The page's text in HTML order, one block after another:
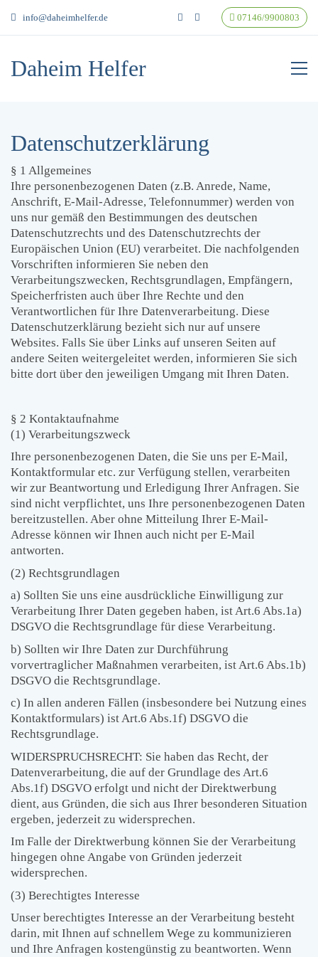
info@daheimhelfer.de 07146/9900803
Daheim Helfer
Datenschutzerklärung
§ 1 Allgemeines
Ihre personenbezogenen Daten (z.B. Anrede, Name,
Anschrift, E-Mail-Adresse, Telefonnummer) werden von
uns nur gemäß den Bestimmungen des deutschen
Datenschutzrechts und des Datenschutzrechts der
Europäischen Union (EU) verarbeitet. Die nachfolgenden
Vorschriften informieren Sie neben den
Verarbeitungszwecken, Rechtsgrundlagen, Empfängern,
Speicherfristen auch über Ihre Rechte und den
Verantwortlichen für Ihre Datenverarbeitung. Diese
Datenschutzerklärung bezieht sich nur auf unsere
Websites. Falls Sie über Links auf unseren Seiten auf
andere Seiten weitergeleitet werden, informieren Sie sich
bitte dort über den jeweiligen Umgang mit Ihren Daten.
§ 2 Kontaktaufnahme
(1) Verarbeitungszweck
Ihre personenbezogenen Daten, die Sie uns per E-Mail,
Kontaktformular etc. zur Verfügung stellen, verarbeiten
wir zur Beantwortung und Erledigung Ihrer Anfragen. Sie
sind nicht verpflichtet, uns Ihre personenbezogenen Daten
bereitzustellen. Aber ohne Mitteilung Ihrer E-Mail-
Adresse können wir Ihnen auch nicht per E-Mail
antworten.
(2) Rechtsgrundlagen
a) Sollten Sie uns eine ausdrückliche Einwilligung zur
Verarbeitung Ihrer Daten gegeben haben, ist Art.6 Abs.1a)
DSGVO die Rechtsgrundlage für diese Verarbeitung.
b) Sollten wir Ihre Daten zur Durchführung
vorvertraglicher Maßnahmen verarbeiten, ist Art.6 Abs.1b)
DSGVO die Rechtsgrundlage.
c) In allen anderen Fällen (insbesondere bei Nutzung eines
Kontaktformulars) ist Art.6 Abs.1f) DSGVO die
Rechtsgrundlage.
WIDERSPRUCHSRECHT: Sie haben das Recht, der
Datenverarbeitung, die auf der Grundlage des Art.6
Abs.1f) DSGVO erfolgt und nicht der Direktwerbung
dient, aus Gründen, die sich aus Ihrer besonderen Situation
ergeben, jederzeit zu widersprechen.
Im Falle der Direktwerbung können Sie der Verarbeitung
hingegen ohne Angabe von Gründen jederzeit
widersprechen.
(3) Berechtigtes Interesse
Unser berechtigtes Interesse an der Verarbeitung besteht
darin, mit Ihnen auf schnellem Wege zu kommunizieren
und Ihre Anfragen kostengünstig zu beantworten. Wenn